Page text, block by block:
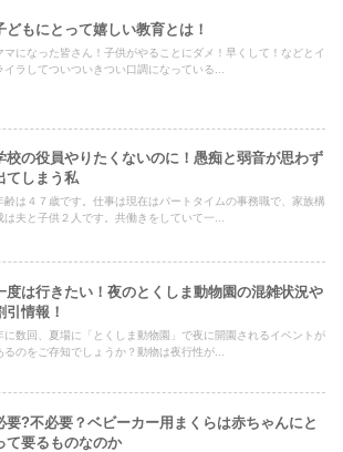
どもにとって嬉しい教育とは！
マになった皆さん！子供がやることにダメ！早くして！などとイ
イラしてついついきつい口調になっている...
校の役員やりたくないのに！愚痴と弱音が思わず
てしまう私
齢は４７歳です。仕事は現在はパートタイムの事務職で、家族構
は夫と子供２人です。共働きをしていて一...
度は行きたい！夜のとくしま動物園の混雑状況や
引情報！
に数回、夏場に「とくしま動物園」で夜に開園されるイベントが
るのをご存知でしょうか？動物は夜行性が...
要?不必要？ベビーカー用まくらは赤ちゃんにと
て要るものなのか